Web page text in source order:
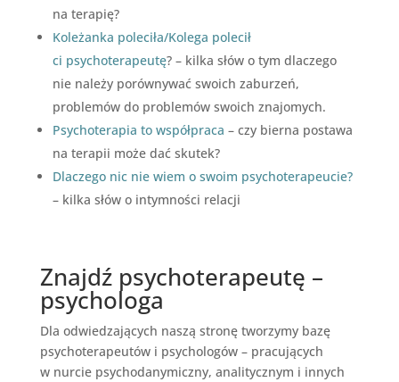
na terapię?
Koleżanka poleciła/Kolega polecił
ci psychoterapeutę? – kilka słów o tym dlaczego
nie należy porównywać swoich zaburzeń,
problemów do problemów swoich znajomych.
Psychoterapia to współpraca – czy bierna postawa
na terapii może dać skutek?
Dlaczego nic nie wiem o swoim psychoterapeucie?
– kilka słów o intymności relacji
Znajdź psychoterapeutę –
psychologa
Dla odwiedzających naszą stronę tworzymy bazę
psychoterapeutów i psychologów – pracujących
w nurcie psychodanymiczny, analitycznym i innych